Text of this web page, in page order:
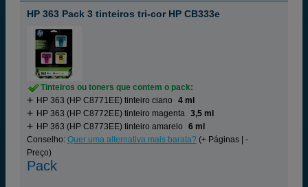
HP 363 Pack 3 tinteiros tri-cor HP CB333e
Tinteiros ou toners que contem o pack:
HP 363 (HP C8771EE) tinteiro ciano
4 ml
HP 363 (HP C8772EE) tinteiro magenta 3,5 ml
HP 363 (HP C8773EE) tinteiro amarelo
6 ml
Conselho: Quer uma alternativa mais barata? (+ Páginas | -
Preço)
Pack